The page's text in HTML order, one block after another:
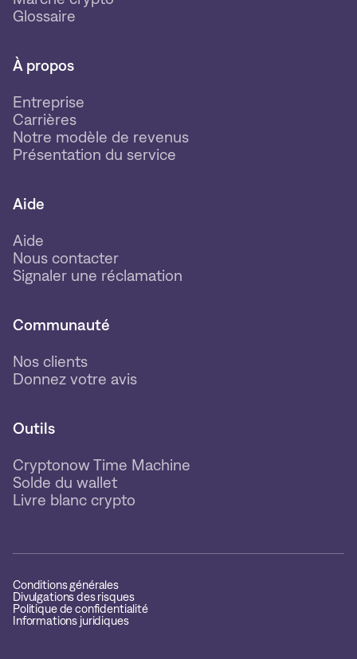
Glossaire
À propos
Entreprise
Carrières
Notre modèle de revenus
Présentation du service
Aide
Aide
Nous contacter
Signaler une réclamation
Communauté
Nos clients
Donnez votre avis
Outils
Cryptonow Time Machine
Solde du wallet
Livre blanc crypto
Conditions générales
Divulgations des risques
Politique de confidentialité
Informations juridiques